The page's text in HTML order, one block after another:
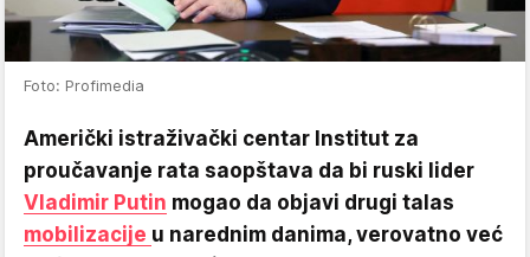
Foto: Profimedia
Američki istraživački centar Institut za
proučavanje rata saopštava da bi ruski lider
Vladimir Putin mogao da objavi drugi talas
mobilizacije u narednim danima, verovatno već